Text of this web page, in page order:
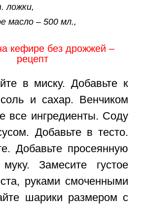
ложки,
масло – 500 мл.,
кефире без дрожжей –
рецепт
в миску. Добавьте к
и сахар. Венчиком
все ингредиенты. Соду
Добавьте в тесто.
Добавьте просеянную
Замесите густое
руками смоченными
шарики размером с